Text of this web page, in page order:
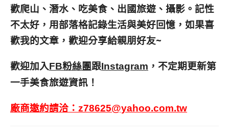
歡爬山、潛水、吃美食、出國旅遊、攝影。 記性
不太好，用部落格記錄生活與美好回憶， 如果喜
歡我的文章，歡迎分享給親朋好友~
歡迎加入FB粉絲團跟Instagram ，不定期更新第
一手美食旅遊資訊！
廠商邀約請洽： z78625@yahoo.com.tw